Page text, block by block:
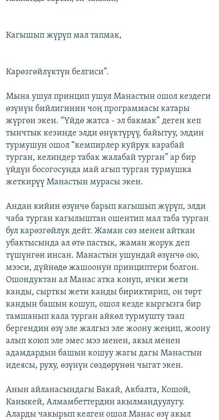
Кагышып жүрүп мал тапмак,
Карөзгөйлүктүн белгиси”.
Мына ушул принцип ушул Манастын ошол кездеги
өзүнүн бийлигинин чоң программасы катары
жүргөн экен. “Үйдө жатса - эл бакмак” деген кеп
тынчтык кезинде элди өнүктүрүү, байытуу, элдин
турмушун ошол “кемпирлер куйрук карабай
турган, келиндер табак жалабай турган” ар бир
үйдүн босогосунда май агып турган турмушка
жеткирүү Манастын мурасы экен.
Андан кийин өзүнчө барып кагышып жүрүп, элди
чаба турган кагылыштан ошентип мал таба турган
бул карөзгөйлүк дейт. Жаман сөз менен айткан
убактысында ал өтө пастык, жаман жорук деп
түшүнгөн инсан. Манастын ушундай өзүнчө ою,
мээси, дүйнөдө жашоонун принциптери болгон.
Ошондуктан ал Манас атка конуп, ички жети
канды, сырткы жети канды бириктирип, он төрт
кандын башын кошуп, ошол кезде кыргызга бир
тамшанып кала турган айкөл турмушту таап
бергендин өзү эле жалгыз эле жоону жеңип, жоону
алып коюп эле эмес мээ менен, акыл менен
адамдардын башын кошуу жагы дагы Манастын
идеясы, руху, өзүнүн сөздөрүнөн чыгат экен.
Анын айланасындагы Бакай, Акбалта, Кошой,
Каныкей, Алмамбеттердин акылмандуулугу.
Аларды чакырып келген ошол Манас өзү акыл